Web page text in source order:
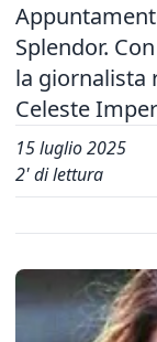
Splendor.
la giornalista
Celeste
15 luglio 2025
2' di lettura